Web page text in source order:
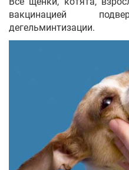
вакцинацией
дегельминтизации.